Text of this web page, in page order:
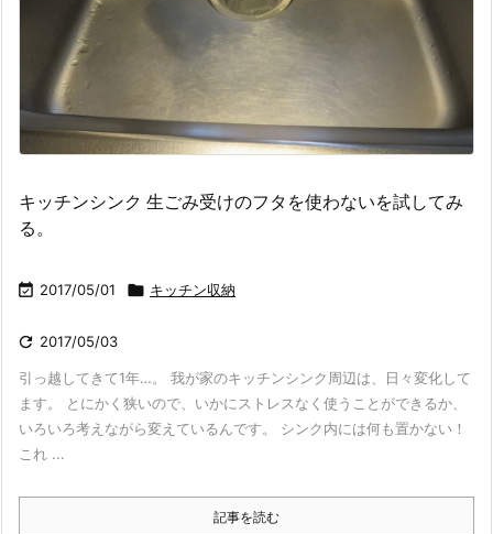
キッチンシンク 生ごみ受けのフタを使わないを試してみ
る。
 2017/05/01  キッチン収納
 2017/05/03
引っ越してきて1年…。 我が家のキッチンシンク周辺は、日々変化して
ます。 とにかく狭いので、いかにストレスなく使うことができるか、
いろいろ考えながら変えているんです。 シンク内には何も置かない！
これ ...
記事を読む